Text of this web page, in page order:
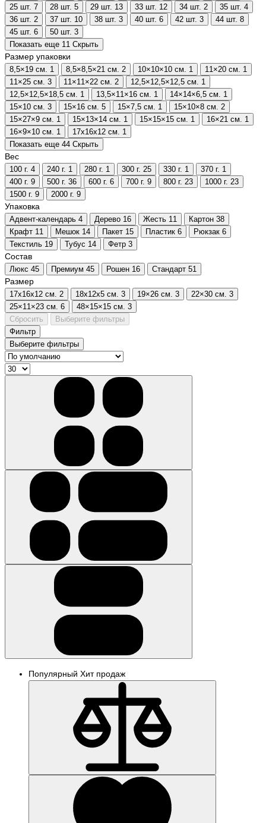
25 шт. 7 28 шт. 5 29 шт. 13 33 шт. 12 34 шт. 2 35 шт. 4
36 шт. 2 37 шт. 10 38 шт. 3 40 шт. 6 42 шт. 3 44 шт. 8
45 шт. 6 50 шт. 3
Показать еще 11 Скрыть
Размер упаковки
8,5×19 см. 1 8,5×8,5×21 см. 2 10×10×10 см. 1 11×20 см. 1
11×25 см. 3 11×11×22 см. 2 12,5×12,5×12,5 см. 1
12,5×12,5×18,5 см. 1 13,5×11×16 см. 1 14×14×6,5 см. 1
15×10 см. 3 15×16 см. 5 15×7,5 см. 1 15×10×8 см. 2
15×27×9 см. 1 15×13×14 см. 1 15×15×15 см. 1 16×21 см. 1
16×9×10 см. 1 17х16х12 см. 1
Показать еще 44 Скрыть
Вес
100 г. 4 240 г. 1 280 г. 1 300 г. 25 330 г. 1 370 г. 1
400 г. 9 500 г. 36 600 г. 6 700 г. 9 800 г. 23 1000 г. 23
1500 г. 9 2000 г. 9
Упаковка
Адвент-календарь 4 Дерево 16 Жесть 11 Картон 38
Крафт 11 Мешок 14 Пакет 15 Пластик 6 Рюкзак 6
Текстиль 19 Тубус 14 Фетр 3
Состав
Люкс 45 Премиум 45 Рошен 16 Стандарт 51
Размер
17х16х12 см. 2 18х12х5 см. 3 19×26 см. 3 22×30 см. 3
25×11×23 см. 6 48×15×15 см. 3
Сбросить
Выберите фильтры
Фильтр
Выберите фильтры
Популярный Хит продаж